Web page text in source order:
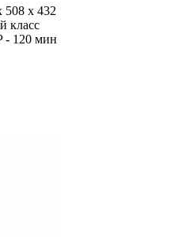
x 432
класс
- 120 мин